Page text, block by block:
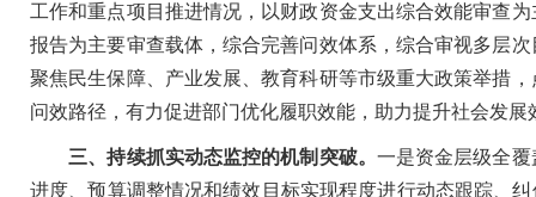
工作和重点项目推进情况，以财政资金支出综合效能审查
报告为主要审查载体，综合完善问效体系，综合审视多层
聚焦民生保障、产业发展、教育科研等市级重大政策举措
问效路径，有力促进部门优化履职效能，助力提升社会发
三、持续抓实动态监控的机制突破。 一是资金层级全
进度、预算调整情况和绩效目标实现程度进行动态跟踪、